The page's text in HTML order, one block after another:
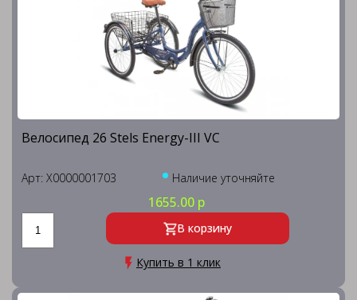
Велосипед 26 Stels Energy-III VC
Арт: X0000001703 Наличие уточняйте
1655.00 р
В корзину
Купить в 1 клик